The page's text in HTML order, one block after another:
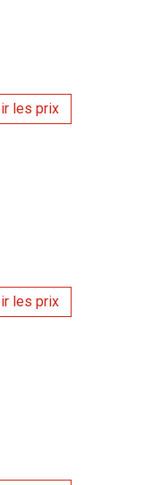
les prix
les prix